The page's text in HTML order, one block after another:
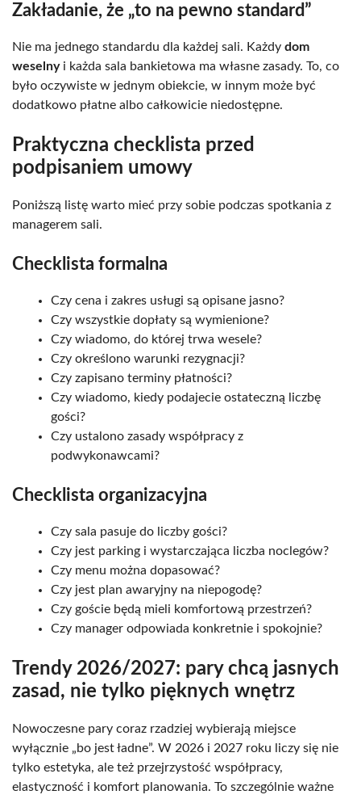
Zakładanie, że „to na pewno standard”
Nie ma jednego standardu dla każdej sali. Każdy dom
weselnyi każda sala bankietowa ma własne zasady. To, co
było oczywiste w jednym obiekcie, w innym może być
dodatkowo płatne albo całkowicie niedostępne.
Praktyczna checklista przed
podpisaniem umowy
Poniższą listę warto mieć przy sobie podczas spotkania z
managerem sali.
Checklista formalna
Czy cena i zakres usługi są opisane jasno?
Czy wszystkie dopłaty są wymienione?
Czy wiadomo, do której trwa wesele?
Czy określono warunki rezygnacji?
Czy zapisano terminy płatności?
Czy wiadomo, kiedy podajecie ostateczną liczbę
gości?
Czy ustalono zasady współpracy z
podwykonawcami?
Checklista organizacyjna
Czy sala pasuje do liczby gości?
Czy jest parking i wystarczająca liczba noclegów?
Czy menu można dopasować?
Czy jest plan awaryjny na niepogodę?
Czy goście będą mieli komfortową przestrzeń?
Czy manager odpowiada konkretnie i spokojnie?
Trendy 2026/2027: pary chcą jasnych
zasad, nie tylko pięknych wnętrz
Nowoczesne pary coraz rzadziej wybierają miejsce
wyłącznie „bo jest ładne”. W 2026 i 2027 roku liczy się nie
tylko estetyka, ale też przejrzystość współpracy,
elastyczność i komfort planowania. To szczególnie ważne